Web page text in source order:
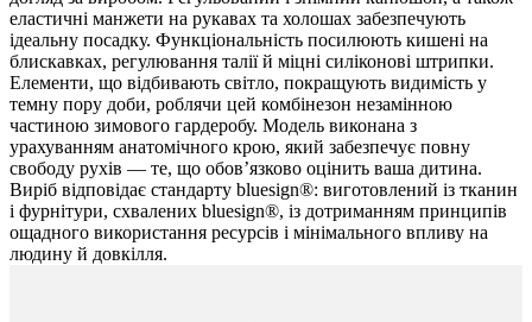
еластичні манжети на рукавах та холошах забезпечують
ідеальну посадку. Функціональність посилюють кишені на
блискавках, регулювання талії й міцні силіконові штрипки.
Елементи, що відбивають світло, покращують видимість у
темну пору доби, роблячи цей комбінезон незамінною
частиною зимового гардеробу. Модель виконана з
урахуванням анатомічного крою, який забезпечує повну
свободу рухів — те, що обов’язково оцінить ваша дитина.
Виріб відповідає стандарту bluesign®: виготовлений із тканин
і фурнітури, схвалених bluesign®, із дотриманням принципів
ощадного використання ресурсів і мінімального впливу на
людину й довкілля.